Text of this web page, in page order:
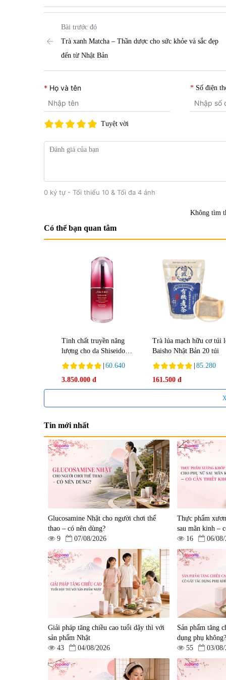
Bài trước đó
Trà xanh Matcha – Thần dược cho sức khỏe và sắc đẹp
đến từ Nhật Bản
Họ và tên Số điện
Tuyệt vời
0 ký tự - Tối thiểu 10 & Tối đa 4 ảnh
Không tìm
Có thể bạn quan tâm
Tinh chất truyền năng
lượng cho da Shiseido
Ultimune Power 75ml
60.640
3.850.000 đ
Trà lúa mạch hữu cơ túi
Baisho Nhật Bản 20 túi
85.280
161.500 đ
Tẩy tế bào chết Nichiei
Bussan Nano NMN+
Peeling Gel Luxury 200g
1.490.000 đ
Viên uống hỗ trợ bền
mạch, ngừa tai biến
Plus & Nattokinase
80 viên
980.000 đ
Viên uống hỗ trợ giấc ngủ
Fujina Sleepy Nhật Bản 80
13.760
580.000 đ
Viên uống phòng ngừa &
hỗ trợ điều trị đột quỵ
|0
1.570.000 đ
Tin mới nhất
Glucosamine Nhật cho người chơi thể
thao – có nên dùng?
9
07/08/2026
Thực phẩm
sau mãn kinh –
16
06/
Giải pháp tăng chiều cao tuổi dậy thì với
sản phẩm Nhật
43
04/08/2026
Sản phẩm tăng
dụng phụ
55
03/